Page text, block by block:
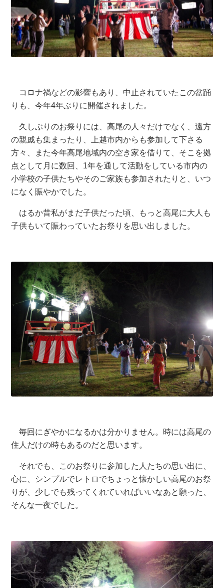
コロナ禍などの影響もあり、中止されていたこの盆踊
りも、今年4年ぶりに開催されました。
久しぶりのお祭りには、高尾の人々だけでなく、遠方
の親戚も集まったり、上越市内からも参加して下さる
方々、また今年高尾地域内の空き家を借りて、そこを拠
点として月に数回、1年を通して活動をしている市内の
小学校の子供たちやそのご家族も参加されたりと、いつ
になく賑やかでした。
はるか昔私がまだ子供だった頃、もっと高尾に大人も
子供もいて賑わっていたお祭りを思い出しました。
毎回にぎやかになるかは分かりません。時には高尾の
住人だけの時もあるのだと思います。
それでも、このお祭りに参加した人たちの思い出に、
心に、シンプルでレトロでちょっと懐かしい高尾のお祭
りが、少しでも残ってくれていればいいなあと願った、
そんな一夜でした。